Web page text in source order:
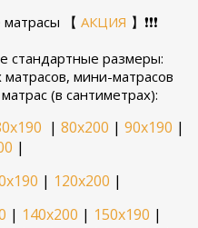
【 АКЦИЯ 】 ❗❗❗
стандартные размеры:
мини-матрасов
(в сантиметрах):
| 80х200 | 90х190 |
|
| 120х200 |
| 140х200 | 150х190 |